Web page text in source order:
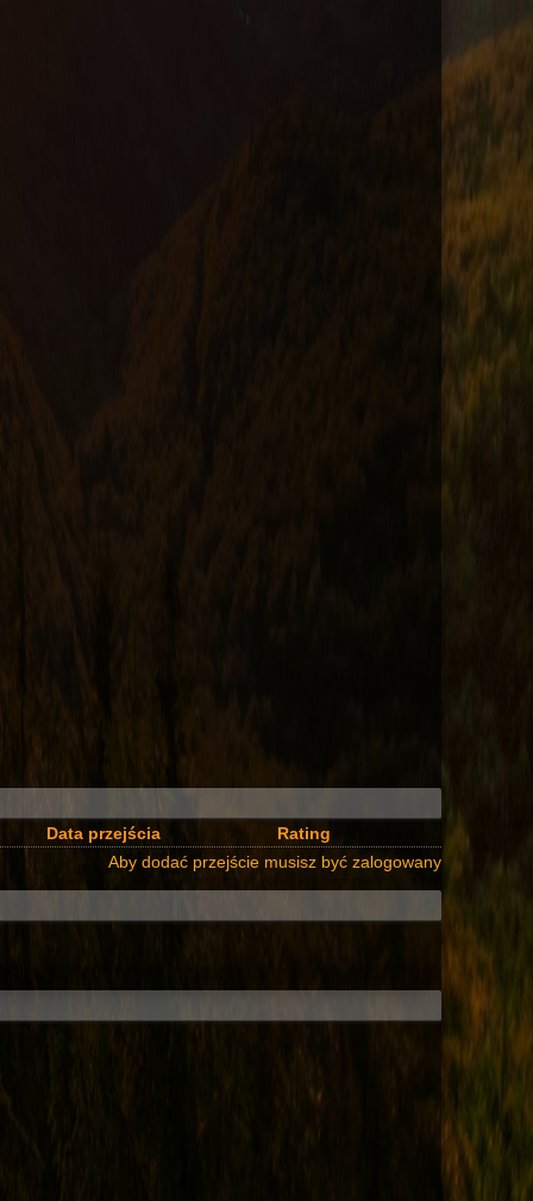
Data przejścia
Rating
Aby dodać przejście musisz być zalogowany